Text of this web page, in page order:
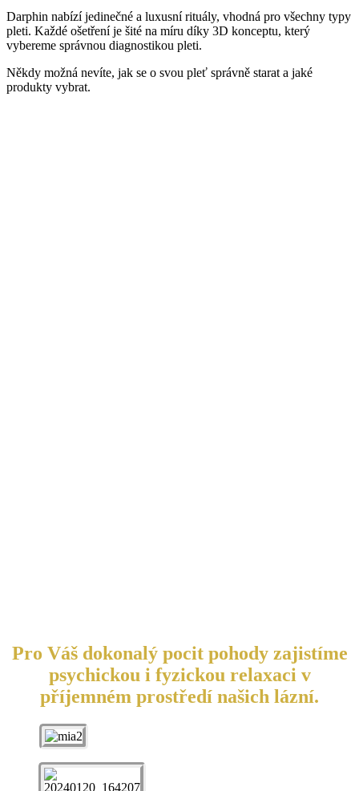
Darphin nabízí jedinečné a luxusní rituály, vhodná pro všechny typy
pleti. Každé ošetření je šité na míru díky 3D konceptu, který
vybereme správnou diagnostikou pleti.
Někdy možná nevíte, jak se o svou pleť správně starat a jaké
produkty vybrat.
Pro Váš dokonalý pocit pohody zajistíme
psychickou i fyzickou relaxaci v
příjemném prostředí našich lázní.